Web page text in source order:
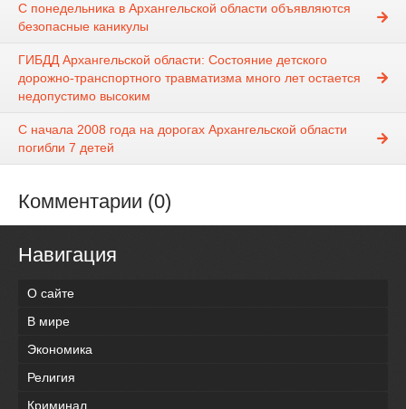
С понедельника в Архангельской области объявляются
безопасные каникулы
ГИБДД Архангельской области: Состояние детского
дорожно-транспортного травматизма много лет остается
недопустимо высоким
С начала 2008 года на дорогах Архангельской области
погибли 7 детей
Комментарии (0)
Навигация
О сайте
В мире
Экономика
Религия
Криминал